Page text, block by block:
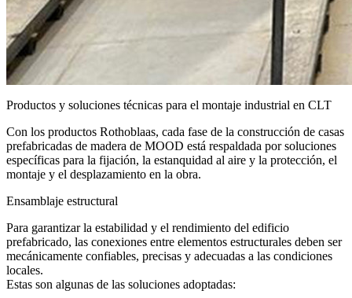
Productos y soluciones técnicas para el montaje industrial en CLT
Con los productos Rothoblaas, cada fase de la construcción de casas
prefabricadas de madera de MOOD está respaldada por soluciones
específicas para la fijación, la estanquidad al aire y la protección, el
montaje y el desplazamiento en la obra.
Ensamblaje estructural
Para garantizar la estabilidad y el rendimiento del edificio
prefabricado, las conexiones entre elementos estructurales deben ser
mecánicamente confiables, precisas y adecuadas a las condiciones
locales.
Estas son algunas de las soluciones adoptadas: